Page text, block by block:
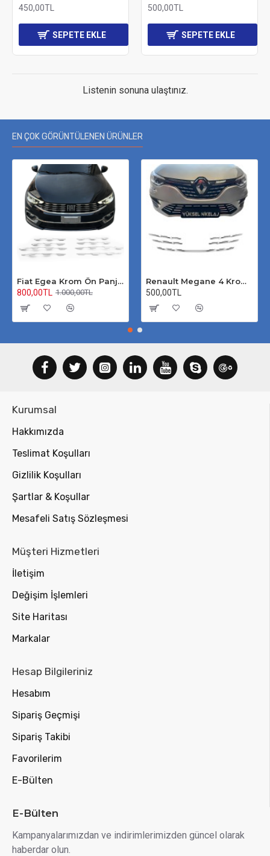
450,00TL
SEPETE EKLE
500,00TL
SEPETE EKLE
Listenin sonuna ulaştınız.
EN ÇOK GÖRÜNTÜLENEN ÜRÜNLER
Fiat Egea Krom Ön Panjur 2020 Üzeri Uyumlu
800,00TL 1.000,00TL
Renault Megane 4 Krom Ön Panjur 2020 Üzeri
500,00TL
Kurumsal
Hakkımızda
Teslimat Koşulları
Gizlilik Koşulları
Şartlar & Koşullar
Mesafeli Satış Sözleşmesi
Müşteri Hizmetleri
İletişim
Değişim İşlemleri
Site Haritası
Markalar
Hesap Bilgileriniz
Hesabım
Sipariş Geçmişi
Sipariş Takibi
Favorilerim
E-Bülten
E-Bülten
Kampanyalarımızdan ve indirimlerimizden güncel olarak
haberdar olun.